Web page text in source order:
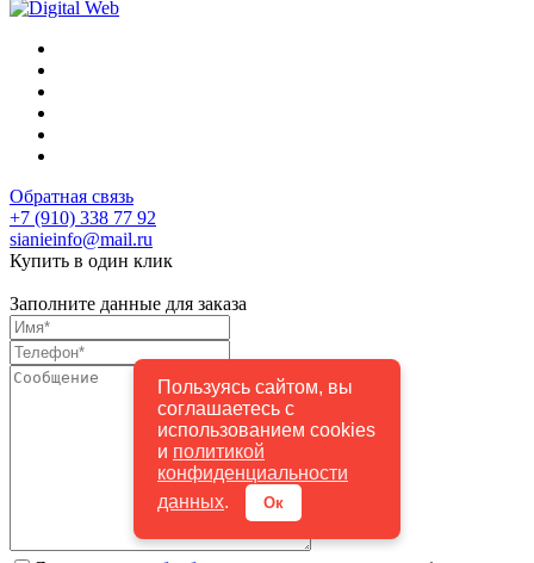
Пользуясь сайтом, вы
соглашаетесь с
использованием cookies
и политикой
конфиденциальности
данных. Ок
Обратная связь
+7 (910) 338 77 92
sianieinfo@mail.ru
Купить в один клик
Заполните данные для заказа